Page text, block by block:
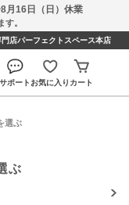
月16日（日）休業
。
店パーフェクトスペース本店
サポートお気に入り カート
選ぶ
ぶ